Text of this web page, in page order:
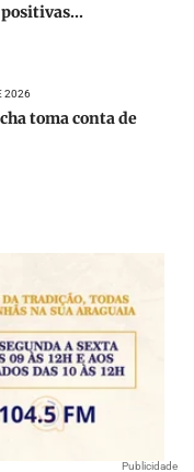
2026
toma conta de
Publicidade